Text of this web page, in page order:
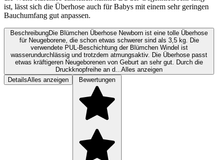
ist, lässt sich die Überhose auch für Babys mit einem sehr geringen
Bauchumfang gut anpassen.
BeschreibungDie Blümchen Überhose Newborn ist eine tolle Überhose
für Neugeborene, die schon etwas schwerer sind als 3,5 kg. Die
verwendete PUL-Beschichtung der Blümchen Windel ist
wasserundurchlässig und trotzdem atmungsaktiv. Die Überhose passt
etwas kräftigeren Neugeborenen von Geburt an sehr gut. Durch die
Druckknopfreihe an d... Alles anzeigen
DetailsAlles anzeigen Bewertungen